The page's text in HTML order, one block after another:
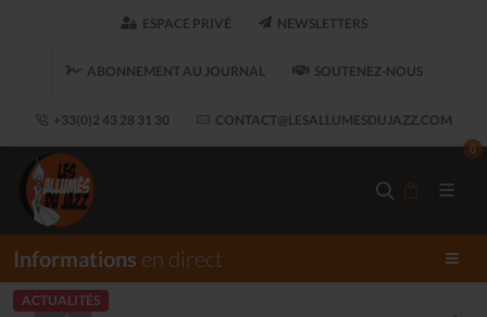
ESPACE PRIVÉ NEWSLETTERS
ABONNEMENT AU JOURNAL SOUTENEZ-NOUS
+33(0)2 43 28 31 30 CONTACT@LESALLUMESDUJAZZ.COM
0
Informations en direct
ACTUALITÉS